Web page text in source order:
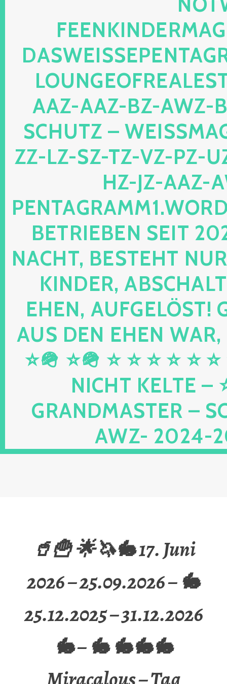
Z-AAZ-BZ-AWZ-BZ-
HUTZ –
LZ-SZ-TZ-VZ-PZ-UZ-
JZ-AAZ-
RIEBEN SEIT 2024
HT, BESTEHT NUR
DER,
N, AUFGELÖST!
DEN EHEN WAR,
⭐🪖 ⭐ ⭐ ⭐ ⭐ ⭐ ⭐
HT KELTE – ⭐⭐
DMASTER –
2024-2026
🥤🍟 🌟🦄🐇 17. Juni
2026 – 25.09.2026 – 🐇
25.12.2025 – 31.12.2026
🐇 – 🐇 🐇🐇🐇